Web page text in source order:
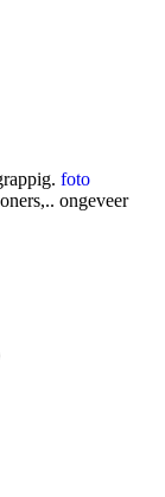
foto
ongeveer